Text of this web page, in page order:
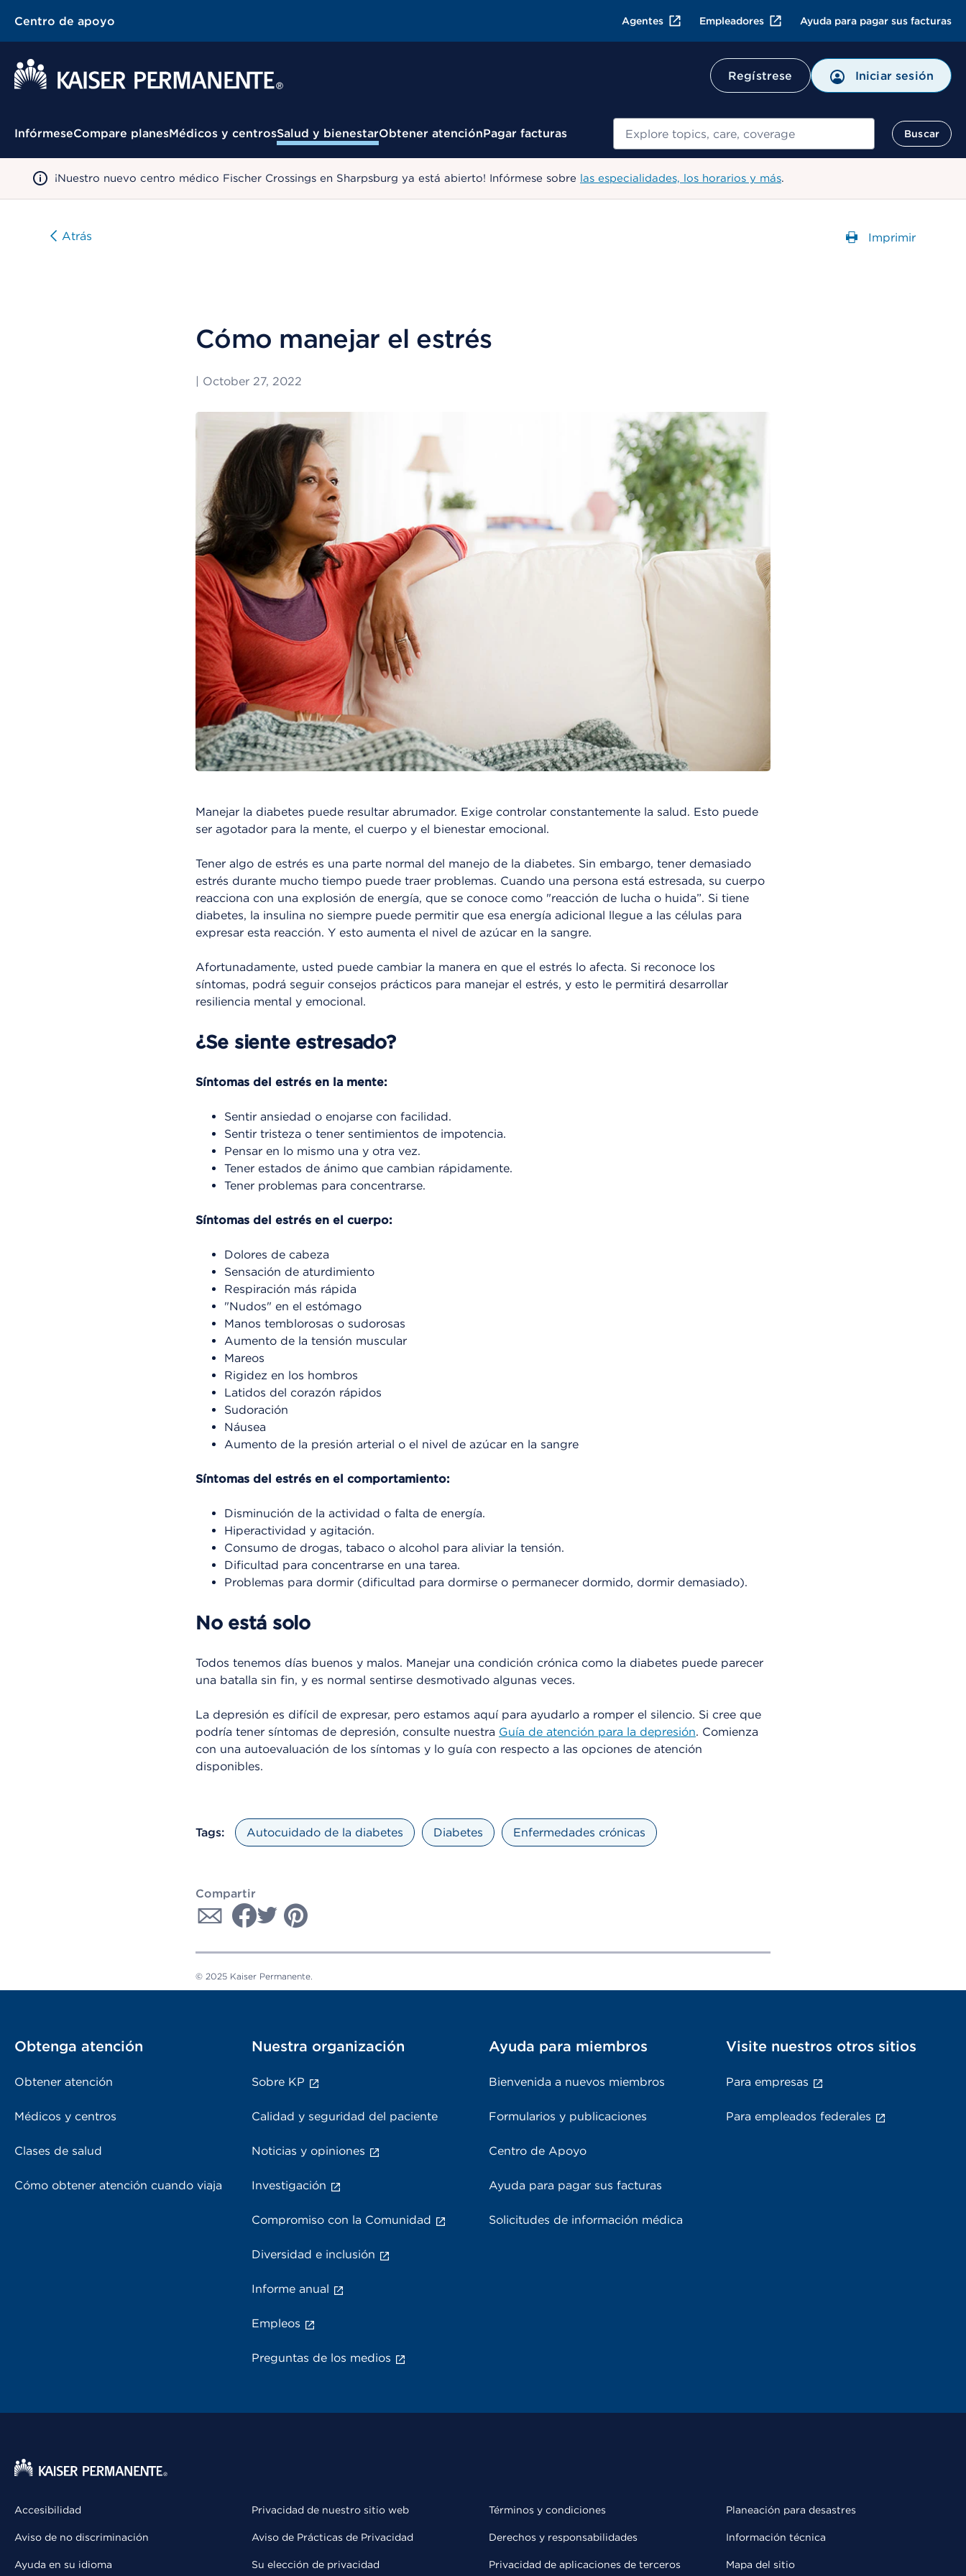
Centro de apoyo Agentes Empleadores Ayuda para pagar sus facturas
Regístrese Iniciar sesión
Menú contextual
InfórmeseCompare planesMédicos y centrosSalud y bienestarObtener atenciónPagar facturas Buscar
¡Nuestro nuevo centro médico Fischer Crossings en Sharpsburg ya está abierto! Infórmese sobre las especialidades, los horarios y más.
Atrás
Imprimir
Cómo manejar el estrés
| October 27, 2022
Manejar la diabetes puede resultar abrumador. Exige controlar constantemente la salud. Esto puede
ser agotador para la mente, el cuerpo y el bienestar emocional.
Tener algo de estrés es una parte normal del manejo de la diabetes. Sin embargo, tener demasiado
estrés durante mucho tiempo puede traer problemas. Cuando una persona está estresada, su cuerpo
reacciona con una explosión de energía, que se conoce como "reacción de lucha o huida”. Si tiene
diabetes, la insulina no siempre puede permitir que esa energía adicional llegue a las células para
expresar esta reacción. Y esto aumenta el nivel de azúcar en la sangre.
Afortunadamente, usted puede cambiar la manera en que el estrés lo afecta. Si reconoce los
síntomas, podrá seguir consejos prácticos para manejar el estrés, y esto le permitirá desarrollar
resiliencia mental y emocional.
¿Se siente estresado?
Síntomas del estrés en la mente:
Sentir ansiedad o enojarse con facilidad.
Sentir tristeza o tener sentimientos de impotencia.
Pensar en lo mismo una y otra vez.
Tener estados de ánimo que cambian rápidamente.
Tener problemas para concentrarse.
Síntomas del estrés en el cuerpo:
Dolores de cabeza
Sensación de aturdimiento
Respiración más rápida
"Nudos" en el estómago
Manos temblorosas o sudorosas
Aumento de la tensión muscular
Mareos
Rigidez en los hombros
Latidos del corazón rápidos
Sudoración
Náusea
Aumento de la presión arterial o el nivel de azúcar en la sangre
Síntomas del estrés en el comportamiento:
Disminución de la actividad o falta de energía.
Hiperactividad y agitación.
Consumo de drogas, tabaco o alcohol para aliviar la tensión.
Dificultad para concentrarse en una tarea.
Problemas para dormir (dificultad para dormirse o permanecer dormido, dormir demasiado).
No está solo
Todos tenemos días buenos y malos. Manejar una condición crónica como la diabetes puede parecer
una batalla sin fin, y es normal sentirse desmotivado algunas veces.
La depresión es difícil de expresar, pero estamos aquí para ayudarlo a romper el silencio. Si cree que
podría tener síntomas de depresión, consulte nuestra Guía de atención para la depresión. Comienza
con una autoevaluación de los síntomas y lo guía con respecto a las opciones de atención
disponibles.
Tags: Autocuidado de la diabetes Diabetes Enfermedades crónicas
Compartir
© 2025 Kaiser Permanente.
Obtenga atención
Obtener atención
Médicos y centros
Clases de salud
Cómo obtener atención cuando viaja
Nuestra organización
Sobre KP
Calidad y seguridad del paciente
Noticias y opiniones
Investigación
Compromiso con la Comunidad
Diversidad e inclusión
Informe anual
Empleos
Preguntas de los medios
Ayuda para miembros
Bienvenida a nuevos miembros
Formularios y publicaciones
Centro de Apoyo
Ayuda para pagar sus facturas
Solicitudes de información médica
Visite nuestros otros sitios
Para empresas
Para empleados federales
Accesibilidad
Aviso de no discriminación
Ayuda en su idioma
Privacidad de nuestro sitio web
Aviso de Prácticas de Privacidad
Su elección de privacidad
Términos y condiciones
Derechos y responsabilidades
Privacidad de aplicaciones de terceros
Planeación para desastres
Información técnica
Mapa del sitio